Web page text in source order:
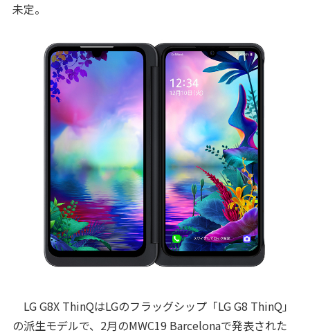
未定。
LG G8X ThinQはLGのフラッグシップ「LG G8 ThinQ」
の派生モデルで、2月のMWC19 Barcelonaで発表された